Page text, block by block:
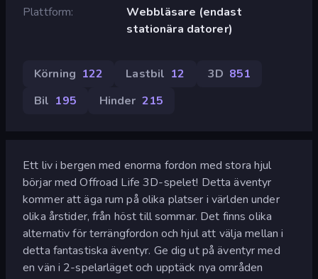
Plattform
Webbläsare (endast
stationära datorer)
Körning 122 Lastbil 12 3D 851
Bil 195 Hinder 215
Ett liv i bergen med enorma fordon med stora hjul
börjar med Offroad Life 3D-spelet! Detta äventyr
kommer att äga rum på olika platser i världen under
olika årstider, från höst till sommar. Det finns olika
alternativ för terrängfordon och hjul att välja mellan i
detta fantastiska äventyr. Ge dig ut på äventyr med
en vän i 2-spelarläget och upptäck nya områden